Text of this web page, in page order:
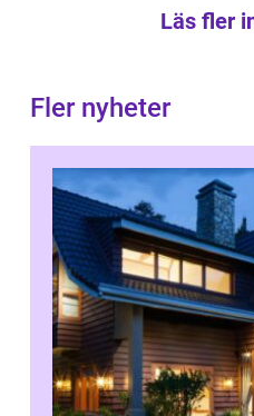
Läs fler
Fler nyheter